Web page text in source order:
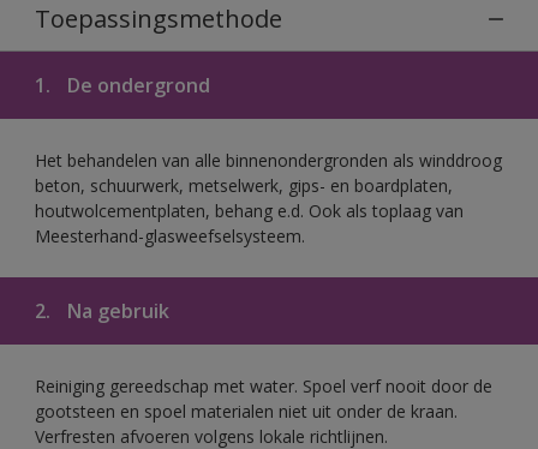
Toepassingsmethode
1. De ondergrond
Het behandelen van alle binnenondergronden als winddroog
beton, schuurwerk, metselwerk, gips- en boardplaten,
houtwolcementplaten, behang e.d. Ook als toplaag van
Meesterhand-glasweefselsysteem.
2. Na gebruik
Reiniging gereedschap met water. Spoel verf nooit door de
gootsteen en spoel materialen niet uit onder de kraan.
Verfresten afvoeren volgens lokale richtlijnen.